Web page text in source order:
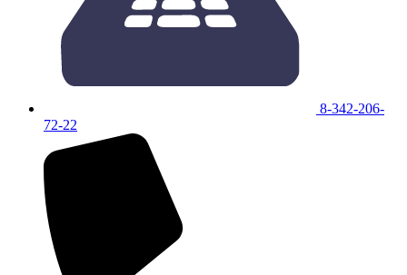
8-342-206-
72-22